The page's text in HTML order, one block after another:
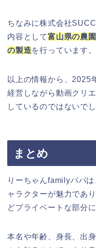
ちなみに株式会社
内容として富山県の農
の製造を行っています。
以上の情報から、2025
経営しながら動画クリ
しているのではないでし
まとめ
りーちゃんfamilyパパ
ャラクターが魅力であ
どプライベートな部分
本名や年齢、身長、出